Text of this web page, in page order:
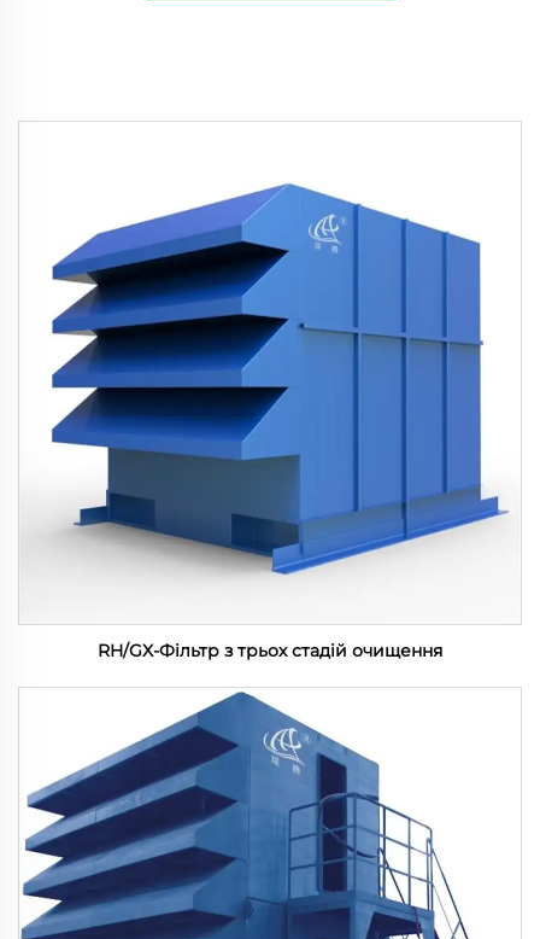
RH/GX-Фільтр з трьох стадій очищення